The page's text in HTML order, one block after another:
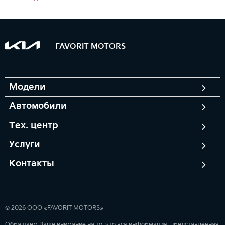
FAVORIT MOTORS
Модели
Автомобили
Тех. центр
Услуги
Контакты
© 2026 ООО «FAVORIT MOTORS»